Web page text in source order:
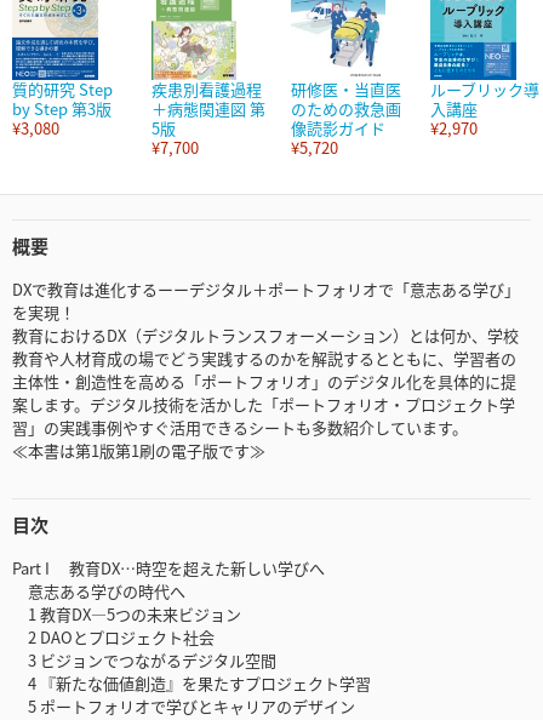
質的研究 Step
by Step 第3版
¥3,080
疾患別看護過程
＋病態関連図 第
5版
¥7,700
研修医・当直医
のための救急画
像読影ガイド
¥5,720
ルーブリック導
入講座
¥2,970
概要
DXで教育は進化するーーデジタル＋ポートフォリオで「意志ある学び」
を実現！
教育におけるDX（デジタルトランスフォーメーション）とは何か、学校
教育や人材育成の場でどう実践するのかを解説するとともに、学習者の
主体性・創造性を高める「ポートフォリオ」のデジタル化を具体的に提
案します。デジタル技術を活かした「ポートフォリオ・プロジェクト学
習」の実践事例やすぐ活用できるシートも多数紹介しています。
≪本書は第1版第1刷の電子版です≫
目次
Part I 教育DX…時空を超えた新しい学びへ
意志ある学びの時代へ
1 教育DX—5つの未来ビジョン
2 DAOとプロジェクト社会
3 ビジョンでつながるデジタル空間
4 『新たな価値創造』を果たすプロジェクト学習
5 ポートフォリオで学びとキャリアのデザイン